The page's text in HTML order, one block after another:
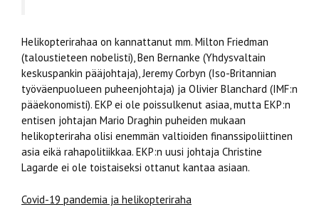
Helikopterirahaa on kannattanut mm. Milton Friedman
(taloustieteen nobelisti), Ben Bernanke (Yhdysvaltain
keskuspankin pääjohtaja), Jeremy Corbyn (Iso-Britannian
työväenpuolueen puheenjohtaja) ja Olivier Blanchard (IMF:n
pääekonomisti). EKP ei ole poissulkenut asiaa, mutta EKP:n
entisen johtajan Mario Draghin puheiden mukaan
helikopteriraha olisi enemmän valtioiden finanssipoliittinen
asia eikä rahapolitiikkaa. EKP:n uusi johtaja Christine
Lagarde ei ole toistaiseksi ottanut kantaa asiaan.
Covid-19 pandemia ja helikopteriraha